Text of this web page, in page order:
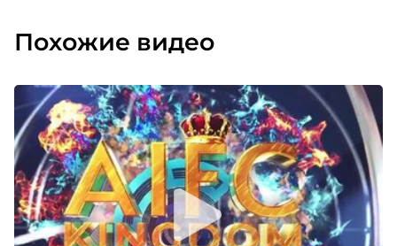
между ребятами, между сотрудниками стало
Так как компания тоже сплотилась на этом фоне,
люди стали разбираться в вопросах: «Зачем я в
этой компании? Что я здесь делаю, куда я хочу
расти?» То есть это такое мировоззренческое,
что ли, измерение привело к тому, что снизилась
текучесть кадров в компании как в рознице, так
и в офисе. Это колоссальный результат.
Похожие видео